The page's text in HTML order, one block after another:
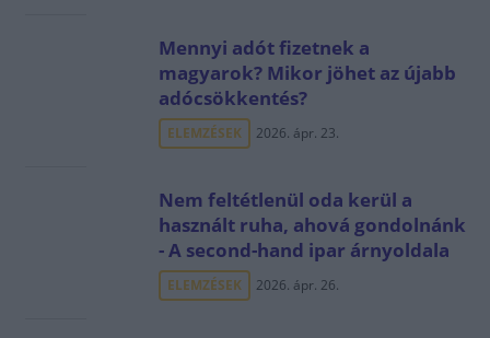
Mennyi adót fizetnek a
magyarok? Mikor jöhet az újabb
adócsökkentés?
ELEMZÉSEK 2026. ápr. 23.
Nem feltétlenül oda kerül a
használt ruha, ahová gondolnánk
- A second-hand ipar árnyoldala
ELEMZÉSEK 2026. ápr. 26.